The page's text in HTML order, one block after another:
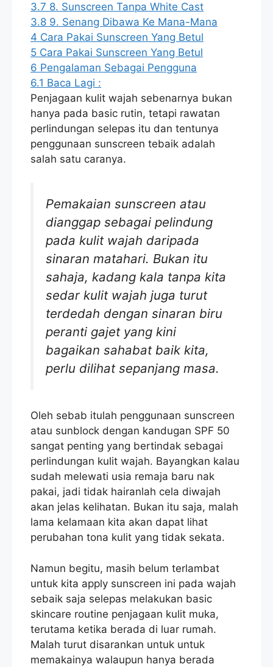
3.7 8. Sunscreen Tanpa White Cast
3.8 9. Senang Dibawa Ke Mana-Mana
4 Cara Pakai Sunscreen Yang Betul
5 Cara Pakai Sunscreen Yang Betul
6 Pengalaman Sebagai Pengguna
6.1 Baca Lagi :
Penjagaan kulit wajah sebenarnya bukan
hanya pada basic rutin, tetapi rawatan
perlindungan selepas itu dan tentunya
penggunaan sunscreen tebaik adalah
salah satu caranya.
Pemakaian sunscreen atau
dianggap sebagai pelindung
pada kulit wajah daripada
sinaran matahari. Bukan itu
sahaja, kadang kala tanpa kita
sedar kulit wajah juga turut
terdedah dengan sinaran biru
peranti gajet yang kini
bagaikan sahabat baik kita,
perlu dilihat sepanjang masa.
Oleh sebab itulah penggunaan sunscreen
atau sunblock dengan kandugan SPF 50
sangat penting yang bertindak sebagai
perlindungan kulit wajah. Bayangkan kalau
sudah melewati usia remaja baru nak
pakai, jadi tidak hairanlah cela diwajah
akan jelas kelihatan. Bukan itu saja, malah
lama kelamaan kita akan dapat lihat
perubahan tona kulit yang tidak sekata.
Namun begitu, masih belum terlambat
untuk kita apply sunscreen ini pada wajah
sebaik saja selepas melakukan basic
skincare routine penjagaan kulit muka,
terutama ketika berada di luar rumah.
Malah turut disarankan untuk untuk
memakainya walaupun hanya berada